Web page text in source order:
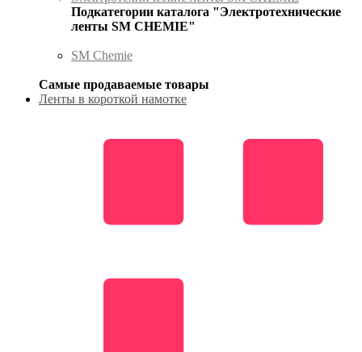
Подкатегории каталога "Электротехнические
ленты SM CHEMIE"
SM Chemie
Самые продаваемые товары
Ленты в короткой намотке